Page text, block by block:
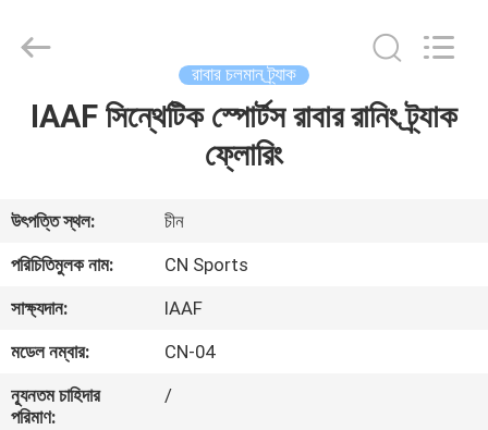
বাড়ি
আমাদের
সম্পর্কে
কারখানা
ভ্রমণ
Materials
Reserved.
রাবার চলমান ট্র্যাক
IAAF সিন্থেটিক স্পোর্টস রাবার রানিং ট্র্যাক
ফ্লোরিং
উৎপত্তি স্থল:
চীন
পরিচিতিমুলক নাম:
CN Sports
সাক্ষ্যদান:
IAAF
মডেল নম্বার:
CN-04
ন্যূনতম চাহিদার
পরিমাণ:
/